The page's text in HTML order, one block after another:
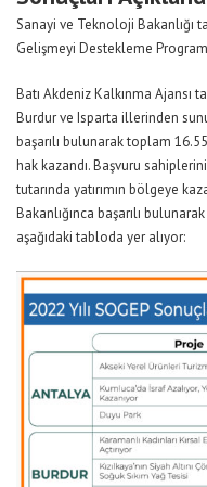
Sanayi ve Teknoloji Bakanlığı
Gelişmeyi Destekleme
Batı Akdeniz Kalkınma Ajansı
Burdur ve Isparta illerinden
başarılı bulunarak toplam
hak kazandı. Başvuru
tutarında yatırımın bölgeye
Bakanlığınca başarılı
aşağıdaki tabloda yer alıyor: